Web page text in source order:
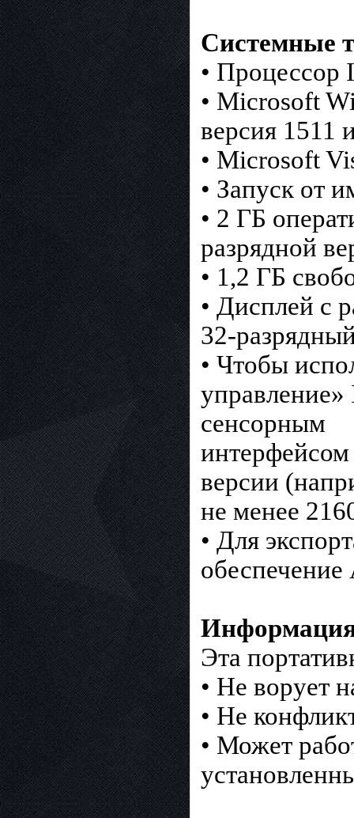
Системные
• Процессор
• Microsoft
версия 1511
• Microsoft
• Запуск от
• 2 ГБ
разрядной
• 1,2 ГБ
• Дисплей с
32-
• Чтобы
сенсорным
версии
не менее
• Для
Информация
Эта
• Не ворует
• Не
• Может